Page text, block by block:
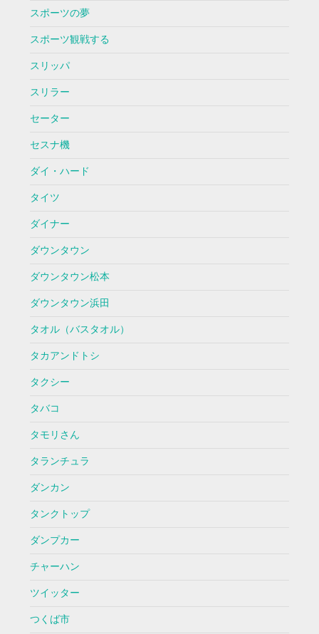
スポーツの夢
スポーツ観戦する
スリッパ
スリラー
セーター
セスナ機
ダイ・ハード
タイツ
ダイナー
ダウンタウン
ダウンタウン松本
ダウンタウン浜田
タオル（バスタオル）
タカアンドトシ
タクシー
タバコ
タモリさん
タランチュラ
ダンカン
タンクトップ
ダンプカー
チャーハン
ツイッター
つくば市